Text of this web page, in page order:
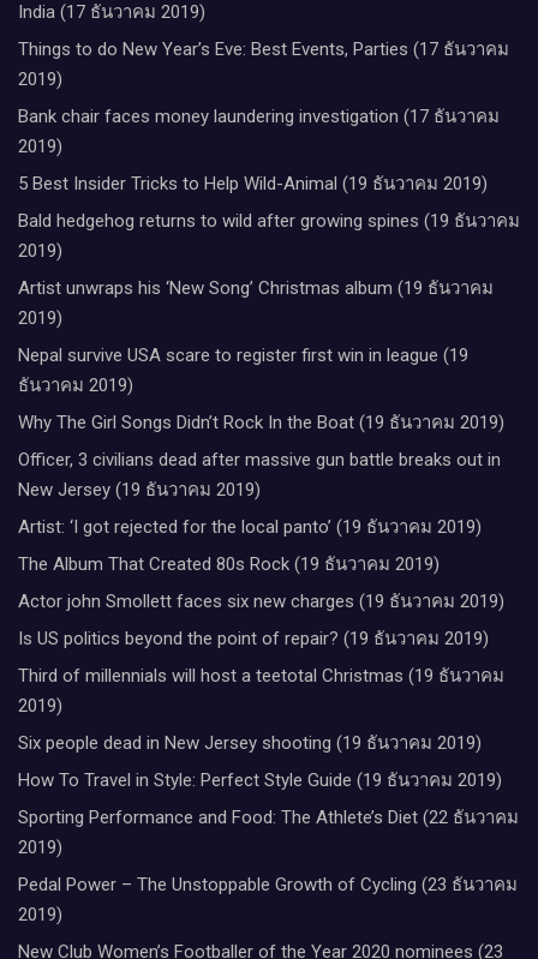
India (17 ธันวาคม 2019)
Things to do New Year’s Eve: Best Events, Parties (17 ธันวาคม
2019)
Bank chair faces money laundering investigation (17 ธันวาคม
2019)
5 Best Insider Tricks to Help Wild-Animal (19 ธันวาคม 2019)
Bald hedgehog returns to wild after growing spines (19 ธันวาคม
2019)
Artist unwraps his ‘New Song’ Christmas album (19 ธันวาคม
2019)
Nepal survive USA scare to register first win in league (19
ธันวาคม 2019)
Why The Girl Songs Didn’t Rock In the Boat (19 ธันวาคม 2019)
Officer, 3 civilians dead after massive gun battle breaks out in
New Jersey (19 ธันวาคม 2019)
Artist: ‘I got rejected for the local panto’ (19 ธันวาคม 2019)
The Album That Created 80s Rock (19 ธันวาคม 2019)
Actor john Smollett faces six new charges (19 ธันวาคม 2019)
Is US politics beyond the point of repair? (19 ธันวาคม 2019)
Third of millennials will host a teetotal Christmas (19 ธันวาคม
2019)
Six people dead in New Jersey shooting (19 ธันวาคม 2019)
How To Travel in Style: Perfect Style Guide (19 ธันวาคม 2019)
Sporting Performance and Food: The Athlete’s Diet (22 ธันวาคม
2019)
Pedal Power – The Unstoppable Growth of Cycling (23 ธันวาคม
2019)
New Club Women’s Footballer of the Year 2020 nominees (23